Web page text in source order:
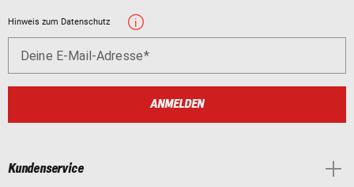
Hinweis zum Datenschutz
Deine E-Mail-Adresse
ANMELDEN
Kundenservice